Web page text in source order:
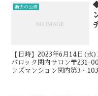
過去の公演
【日時】2023年6月14日(
バロック関内サロン〒
ンズマンション関内第3・